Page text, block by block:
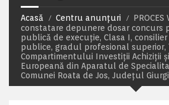
Acasă Centru anunțuri
PROCES
constatare depunere dosar concurs
publică de execuție, Clasa I,
publice, gradul profesional superior,
Compartimentului Investiții Achiziții
Europeană din Aparatul de
Comunei Roata de Jos, Județul